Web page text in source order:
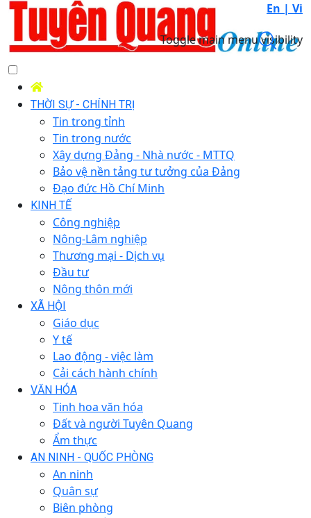
En | Vi
Toggle main menu visibility
THỜI SỰ - CHÍNH TRỊ
Tin trong tỉnh
Tin trong nước
Xây dựng Đảng - Nhà nước - MTTQ
Bảo vệ nền tảng tư tưởng của Đảng
Đạo đức Hồ Chí Minh
KINH TẾ
Công nghiệp
Nông-Lâm nghiệp
Thương mại - Dịch vụ
Đầu tư
Nông thôn mới
XÃ HỘI
Giáo dục
Y tế
Lao động - việc làm
Cải cách hành chính
VĂN HÓA
Tinh hoa văn hóa
Đất và người Tuyên Quang
Ẩm thực
AN NINH - QUỐC PHÒNG
An ninh
Quân sự
Biên phòng